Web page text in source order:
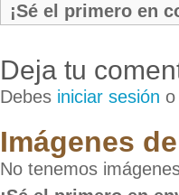
¡Sé el primero en
Deja tu
Debes iniciar sesión
Imágenes
No tenemos